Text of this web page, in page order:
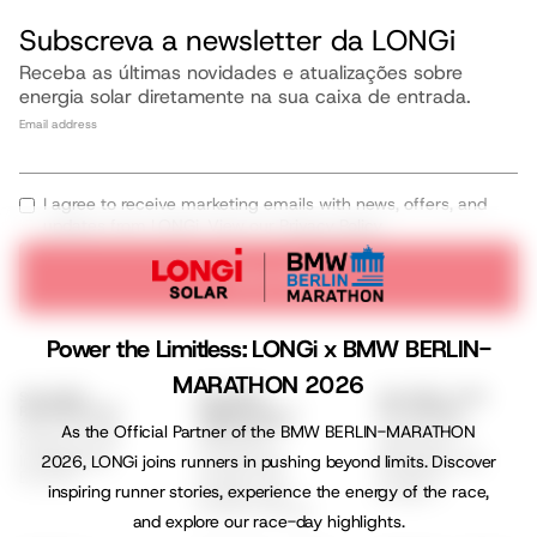
Power the Limitless: LONGi x BMW BERLIN-
MARATHON 2026
As the Official Partner of the BMW BERLIN-MARATHON
2026, LONGi joins runners in pushing beyond limits. Discover
inspiring runner stories, experience the energy of the race,
and explore our race-day highlights.
Subscreva a newsletter da LONGi
Receba as últimas novidades e atualizações sobre
energia solar diretamente na sua caixa de entrada.
Email address
I agree to receive marketing emails with news, offers, and
Subscribe
Série EcoLife
Programa de
Instaladores
SOLUÇÕES
INDUSTRIAIS
Soluções
Comerciais
Hi-MO X10
Hi-MO S10
Hi-MO X6 Max
Cenários de
Aplicação
Soluções GSE
Hi-MO 7